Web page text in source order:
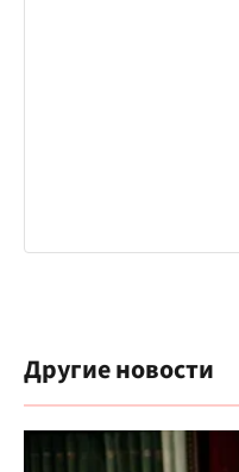
Другие новости